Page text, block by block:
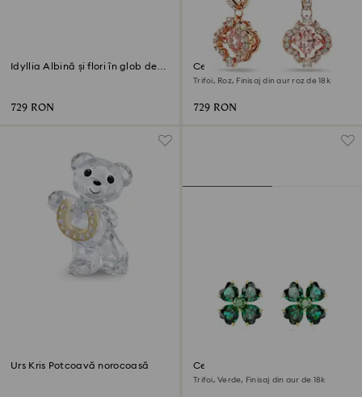
Idyllia Albină și flori în glob de
729 RON
Cercei cu drop Una
Trifoi, Roz, Finisaj din aur roz de 18k
729 RON
Urs Kris Potcoavă norocoasă Cercei stud Idyllia
Trifoi, Verde, Finisaj din aur de 18k